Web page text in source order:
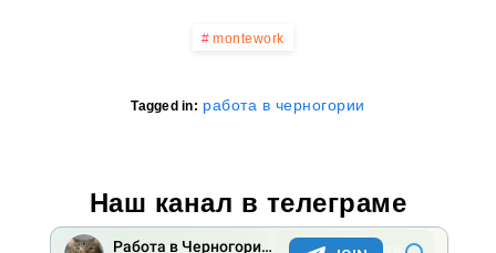
montework
Tagged in: работа в черногории
Наш канал в телеграме